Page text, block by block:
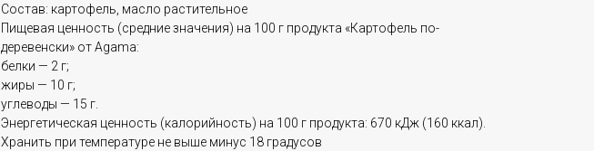
Состав: картофель, масло растительное
Пищевая ценность (средние значения) на 100 г продукта «Картофель по-
деревенски» от Agama:
белки — 2 г;
жиры — 10 г;
углеводы — 15 г.
Энергетическая ценность (калорийность) на 100 г продукта: 670 кДж (160 ккал).
Хранить при температуре не выше минус 18 градусов